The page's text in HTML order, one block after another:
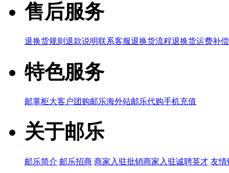
售后服务
退换货规则 退款说明联系客服退换货流程退换货运费补
特色服务
邮掌柜大客户团购邮乐海外站邮乐代购手机充值
关于邮乐
邮乐简介 邮乐招商 商家入驻批销商家入驻诚聘英才 友情